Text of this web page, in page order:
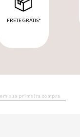
FRETE GRÁTIS*